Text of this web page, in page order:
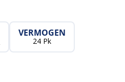
VERMOGEN
24 Pk